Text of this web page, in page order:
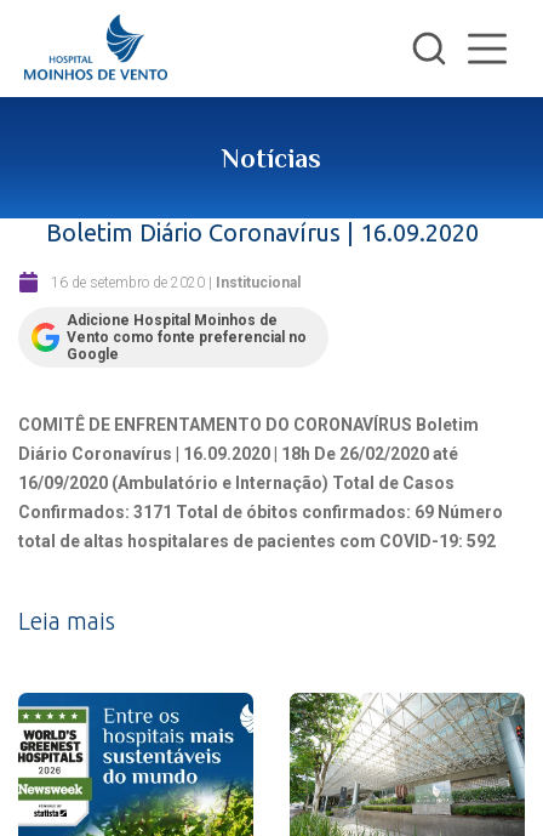
Notícias
Boletim Diário Coronavírus | 16.09.2020
16 de setembro de 2020 | Institucional
Adicione Hospital Moinhos de
Vento como fonte preferencial no
Google
COMITÊ DE ENFRENTAMENTO DO CORONAVÍRUS Boletim
Diário Coronavírus | 16.09.2020 | 18h De 26/02/2020 até
16/09/2020 (Ambulatório e Internação) Total de Casos
Confirmados: 3171 Total de óbitos confirmados: 69 Número
total de altas hospitalares de pacientes com COVID-19: 592
Leia mais